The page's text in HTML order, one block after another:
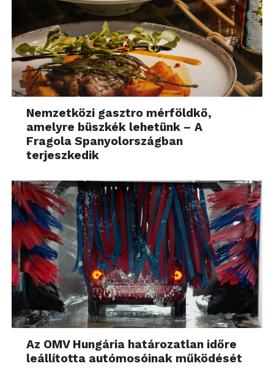
Nemzetközi gasztro mérföldkő,
amelyre büszkék lehetünk – A
Fragola Spanyolországban
terjeszkedik
Az OMV Hungária határozatlan időre
leállította autómosóinak működését